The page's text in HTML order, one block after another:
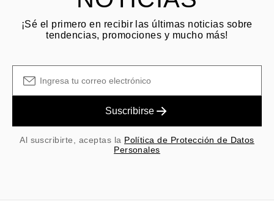
¡Sé el primero en recibir las últimas noticias sobre
tendencias, promociones y mucho más!
Suscribirse
Al suscribirte, aceptas la Política de Protección de Datos
Personales